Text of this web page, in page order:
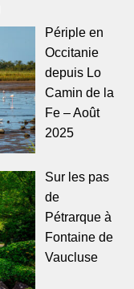
Périple en
Occitanie
depuis Lo
Camin de la
Fe – Août
2025
Sur les pas
de
Pétrarque à
Fontaine de
Vaucluse